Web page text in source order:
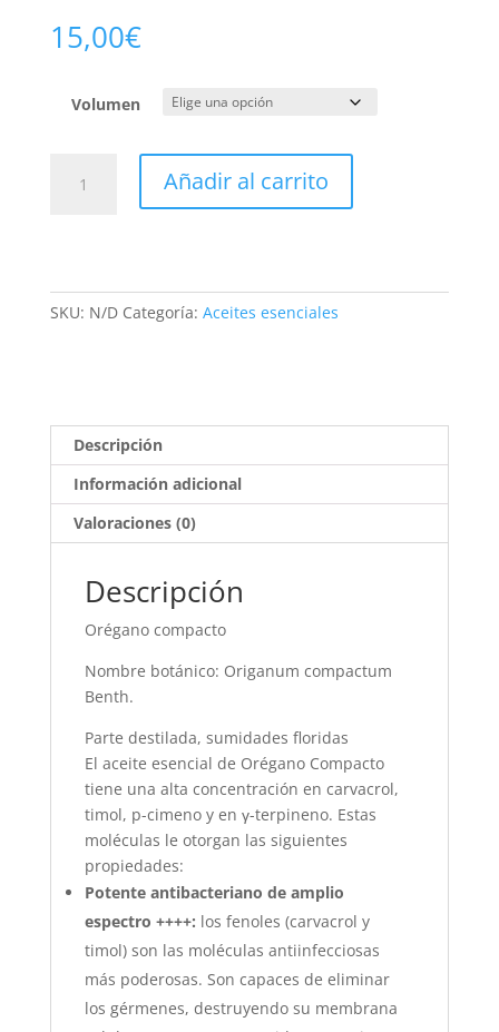
15,00€
Volumen
Compacto
Añadir al carrito
SKU: N/D Categoría: Aceites esenciales
Descripción
Información adicional
Valoraciones (0)
Descripción
Orégano compacto
Nombre botánico: Origanum compactum
Benth.
Parte destilada, sumidades floridas
El aceite esencial de Orégano Compacto
tiene una alta concentración en carvacrol,
timol, p-cimeno y en γ-terpineno. Estas
moléculas le otorgan las siguientes
propiedades:
Potente antibacteriano de amplio
espectro ++++: los fenoles (carvacrol y
timol) son las moléculas antiinfecciosas
más poderosas. Son capaces de eliminar
los gérmenes, destruyendo su membrana